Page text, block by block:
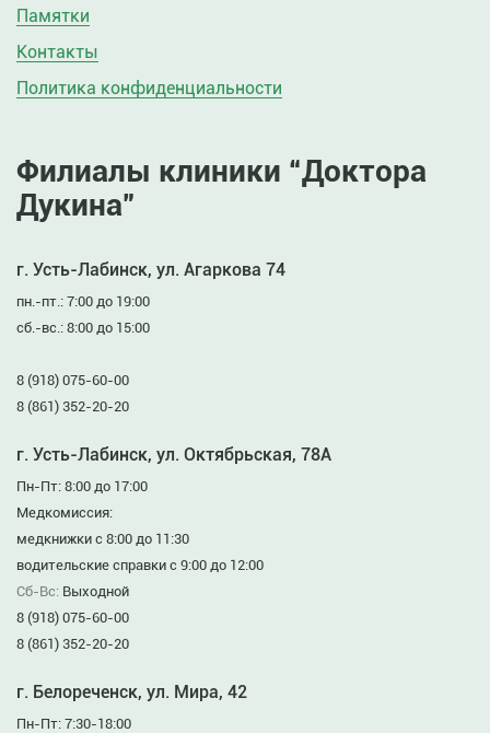
Памятки
Контакты
Политика конфиденциальности
Филиалы клиники “Доктора
Дукина”
г. Усть-Лабинск, ул. Агаркова 74
пн.-пт.: 7:00 до 19:00
сб.-вс.: 8:00 до 15:00
8 (918) 075-60-00
8 (861) 352-20-20
г. Усть-Лабинск, ул. Октябрьская, 78А
Пн-Пт: 8:00 до 17:00
Медкомиссия:
медкнижки с 8:00 до 11:30
водительские справки с 9:00 до 12:00
Сб-Вс: Выходной
8 (918) 075-60-00
8 (861) 352-20-20
г. Белореченск, ул. Мира, 42
Пн-Пт: 7:30-18:00